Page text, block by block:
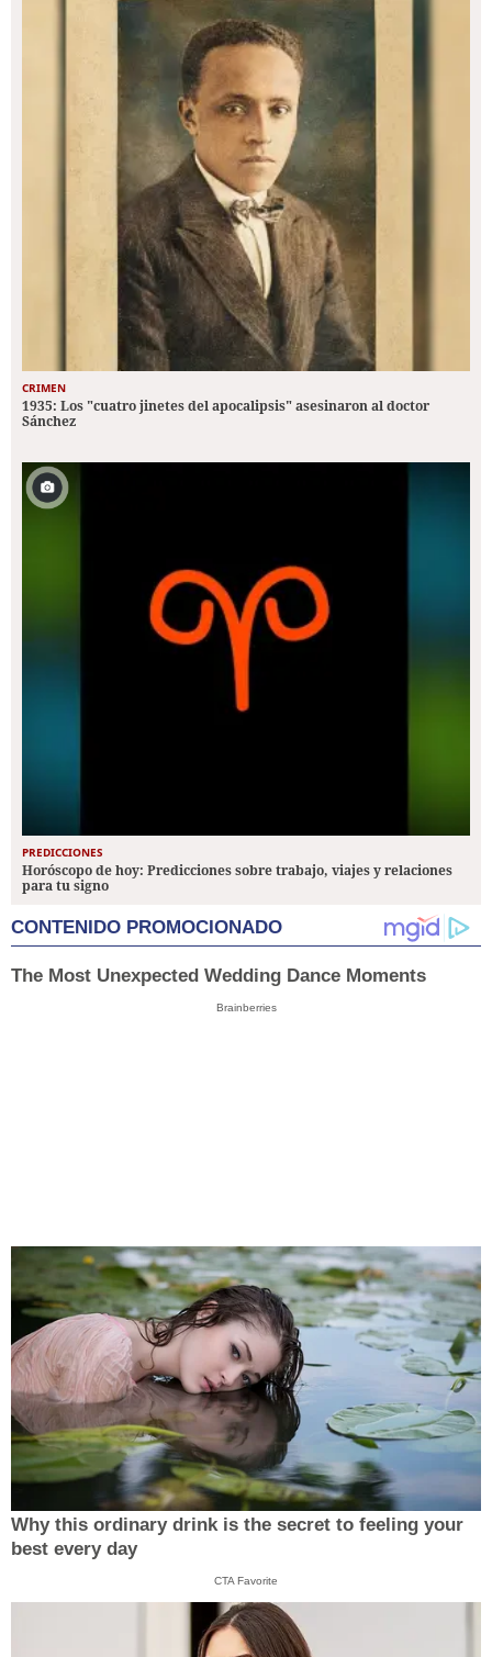
CRIMEN
1935: Los "cuatro jinetes del apocalipsis" asesinaron al doctor
Sánchez
PREDICCIONES
Horóscopo de hoy: Predicciones sobre trabajo, viajes y relaciones
para tu signo
CONTENIDO PROMOCIONADO
The Most Unexpected Wedding Dance Moments
Brainberries
Why this ordinary drink is the secret to feeling your
best every day
CTA Favorite